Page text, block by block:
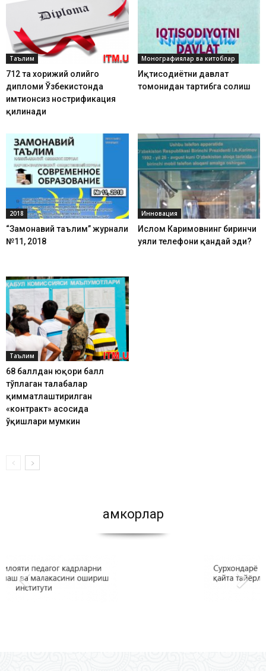
Таълим
712 та хорижий олийгоҳ
дипломи Ўзбекистонда
имтиҳонсиз нострификация
қилинади
Монографиялар ва китоблар
Иқтисодиётни давлат
томонидан тартибга солиш
2018
“Замонавий таълим” журнали
№11, 2018
Инновация
Ислом Каримовнинг биринчи
уяли телефони қандай эди?
Таълим
68 баллдан юқори балл
тўплаган талабалар
қимматлаштирилган
«контракт» асосида
ўқишлари мумкин
Ҳамкорлар